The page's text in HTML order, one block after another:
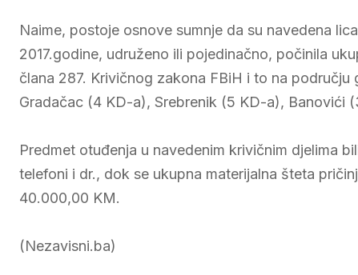
Naime, postoje osnove sumnje da su navedena
2017.godine, udruženo ili pojedinačno, počinila
člana 287. Krivičnog zakona FBiH i to na
Gradačac (4 KD-a), Srebrenik (5 KD-a),
Predmet otuđenja u navedenim krivičnim djelima
telefoni i dr., dok se ukupna materijalna šteta
40.000,00 KM.
(Nezavisni.ba)